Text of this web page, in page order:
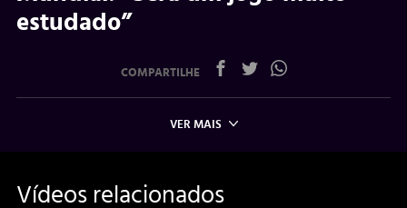
estudado”
COMPARTILHE
VER MAIS
Vídeos relacionados